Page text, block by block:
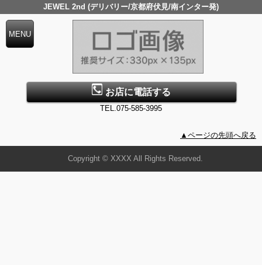
JEWEL 2nd (デリバリー/京都府伏見/南インター発)
お店に電話する
TEL.075-585-3995
▲ページの先頭へ戻る
Copyright © XXXX All Rights Reserved.